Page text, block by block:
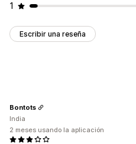
1
Escribir una reseña
Bontots
India
2 meses usando la aplicación